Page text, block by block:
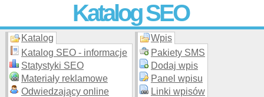
Katalog SEO
Skuteczna i promocja stron WWW –
moderowanego katalogu za darmo!
Katalog
Katalog SEO - informacje
Statystyki SEO
Materiały reklamowe
Odwiedzający online
Wpis
Pakiety SMS
Dodaj wpis
Panel wpisu
Linki wpisów